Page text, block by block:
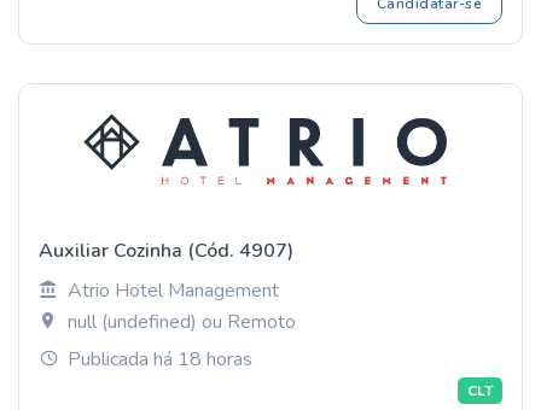
Auxiliar Cozinha (Cód. 4907)
Atrio Hotel Management
null (undefined) ou Remoto
Publicada há 18 horas
CLT